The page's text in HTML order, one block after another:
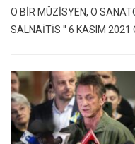
O BİR MÜZİSYEN, O
SALNAİTİS '' 6 KASIM 2021